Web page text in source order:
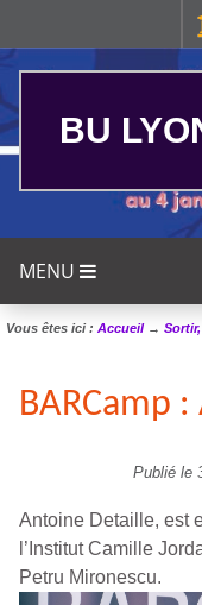
BU
MENU
Vous êtes ici : Accueil→
BARCamp
Publié le
Antoine Detaille, est
l’Institut Camille
Petru Mironescu.